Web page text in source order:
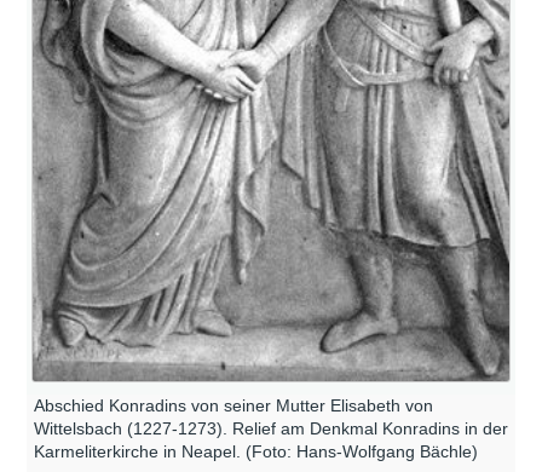
Abschied Konradins von seiner Mutter Elisabeth von
Wittelsbach (1227-1273). Relief am Denkmal Konradins in der
Karmeliterkirche in Neapel. (Foto: Hans-Wolfgang Bächle)